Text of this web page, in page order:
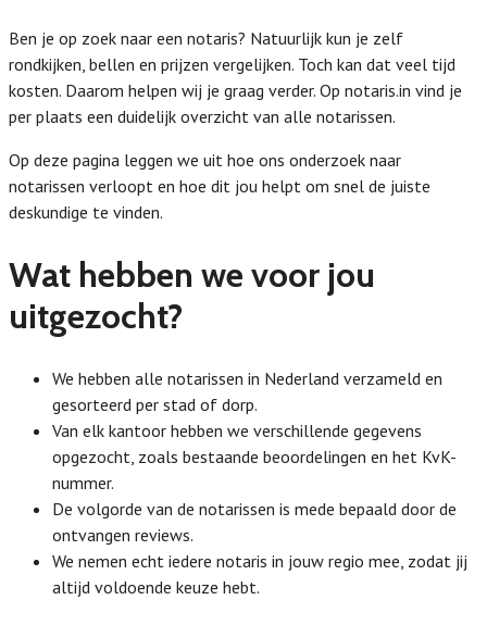
Ben je op zoek naar een notaris? Natuurlijk kun je zelf
rondkijken, bellen en prijzen vergelijken. Toch kan dat veel tijd
kosten. Daarom helpen wij je graag verder. Op notaris.in vind je
per plaats een duidelijk overzicht van alle notarissen.
Op deze pagina leggen we uit hoe ons onderzoek naar
notarissen verloopt en hoe dit jou helpt om snel de juiste
deskundige te vinden.
Wat hebben we voor jou
uitgezocht?
We hebben alle notarissen in Nederland verzameld en
gesorteerd per stad of dorp.
Van elk kantoor hebben we verschillende gegevens
opgezocht, zoals bestaande beoordelingen en het KvK-
nummer.
De volgorde van de notarissen is mede bepaald door de
ontvangen reviews.
We nemen echt iedere notaris in jouw regio mee, zodat jij
altijd voldoende keuze hebt.